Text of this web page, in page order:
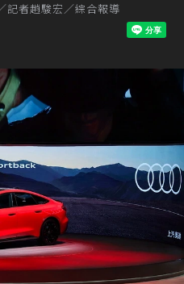
記者趙駿宏／綜合報導